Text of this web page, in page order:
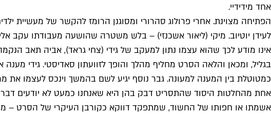
אחד מידידיי.
הפתיחה מצוינת. אחרי פרולוג סהרורי ומסוגנן הרומז להקשר של מעשיית
לעידן יוטיוב. מיקי (ליאור אשכנזי) – בלש משטרה שהושעה מעבודתו עקב
אינו מודע לכך שהוא עצמו נתון למעקב של גידי (צחי גראד), אביה תאב
בגליל, ומכאן והלאה הסרט מחליף מהלך והופך לזוועתון סאדיסטי. גידי
כמטוטלת בין המענה למעונה. גבר נוסף יגיע לשם בהמשך וינכס לעצמו
אחת מהחלטות היסוד שהתסריט דבק בהן היא שאנחנו כמעט לא יודעים
אשמתו או חפותו של החשוד, שמתפקד דווקא כקורבן העיקרי של הסרט –